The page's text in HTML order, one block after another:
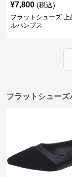
¥7,800 (税込)
フラットシューズ
ルパンプス
フラットシュー